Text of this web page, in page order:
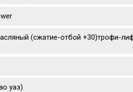
(сжатие-отбой +30)трофи-
уаз)